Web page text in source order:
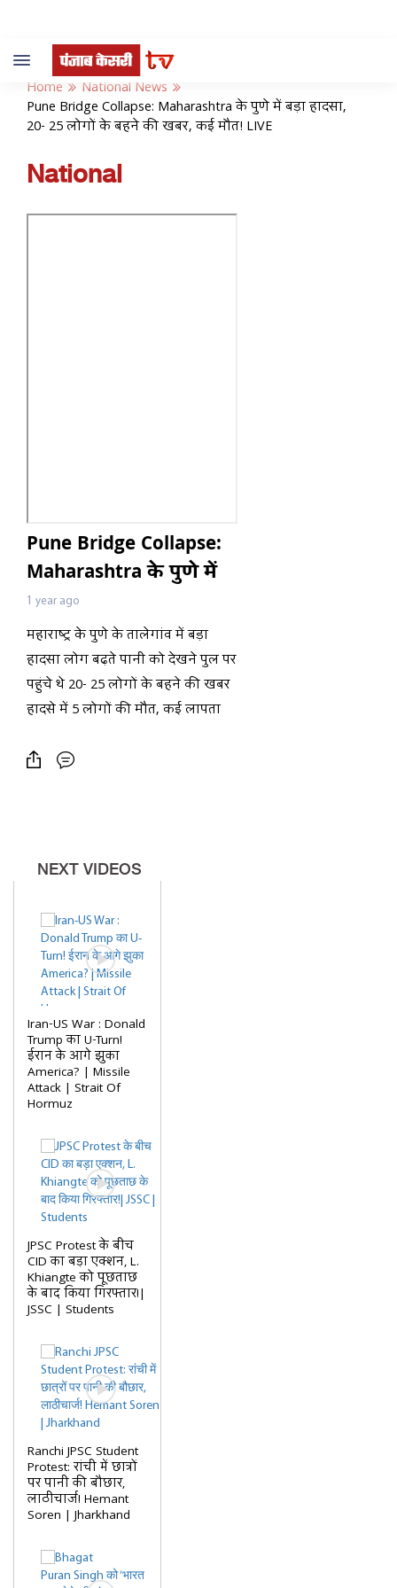
Toggle
navigation
Home
National News
Pune Bridge Collapse: Maharashtra के पुणे में बड़ा हादसा,
20- 25 लोगों के बहने की खबर, कई मौत! LIVE
National
Pune Bridge Collapse:
Maharashtra के पुणे में
बड़ा हादसा, 20- 25 लोगों
के बहने की खबर, कई
मौत! LIVE
1 year ago
महाराष्ट्र के पुणे के तालेगांव में बड़ा
हादसा लोग बढ़ते पानी को देखने पुल पर
पहुंचे थे 20- 25 लोगों के बहने की खबर
हादसे में 5 लोगों की मौत, कई लापता
भारी बारिश के बाद नदी में आया तेज
NEXT VIDEOS
Iran-US War : Donald
Trump का U-Turn!
ईरान के आगे झुका
America? | Missile
Attack | Strait Of
Hormuz
JPSC Protest के बीच
CID का बड़ा एक्शन, L.
Khiangte को पूछताछ
के बाद किया गिरफ्तार!|
JSSC | Students
Ranchi JPSC Student
Protest: रांची में छात्रों
पर पानी की बौछार,
लाठीचार्ज! Hemant
Soren | Jharkhand